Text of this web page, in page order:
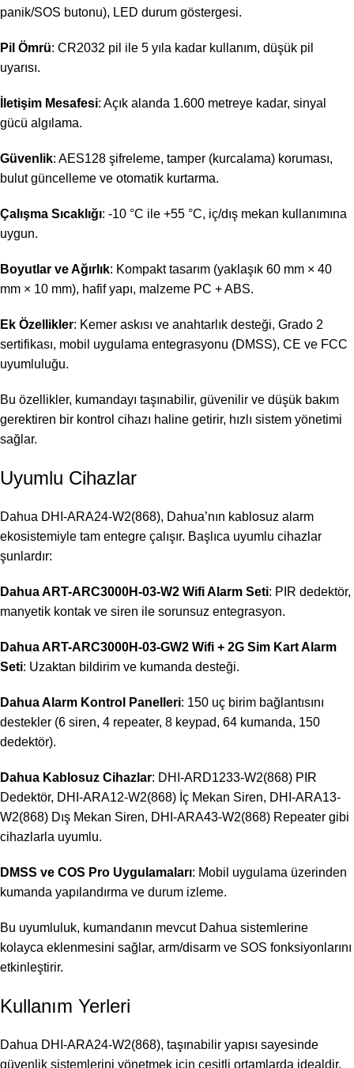
panik/SOS butonu), LED durum göstergesi.
Pil Ömrü: CR2032 pil ile 5 yıla kadar kullanım, düşük pil
uyarısı.
İletişim Mesafesi: Açık alanda 1.600 metreye kadar, sinyal
gücü algılama.
Güvenlik: AES128 şifreleme, tamper (kurcalama) koruması,
bulut güncelleme ve otomatik kurtarma.
Çalışma Sıcaklığı: -10 °C ile +55 °C, iç/dış mekan kullanımına
uygun.
Boyutlar ve Ağırlık: Kompakt tasarım (yaklaşık 60 mm × 40
mm × 10 mm), hafif yapı, malzeme PC + ABS.
Ek Özellikler: Kemer askısı ve anahtarlık desteği, Grado 2
sertifikası, mobil uygulama entegrasyonu (DMSS), CE ve FCC
uyumluluğu.
Bu özellikler, kumandayı taşınabilir, güvenilir ve düşük bakım
gerektiren bir kontrol cihazı haline getirir, hızlı sistem yönetimi
sağlar.
Uyumlu Cihazlar
Dahua DHI-ARA24-W2(868), Dahua’nın kablosuz alarm
ekosistemiyle tam entegre çalışır. Başlıca uyumlu cihazlar
şunlardır:
Dahua ART-ARC3000H-03-W2 Wifi Alarm Seti: PIR dedektör,
manyetik kontak ve siren ile sorunsuz entegrasyon.
Dahua ART-ARC3000H-03-GW2 Wifi + 2G Sim Kart Alarm
Seti: Uzaktan bildirim ve kumanda desteği.
Dahua Alarm Kontrol Panelleri: 150 uç birim bağlantısını
destekler (6 siren, 4 repeater, 8 keypad, 64 kumanda, 150
dedektör).
Dahua Kablosuz Cihazlar: DHI-ARD1233-W2(868) PIR
Dedektör, DHI-ARA12-W2(868) İç Mekan Siren, DHI-ARA13-
W2(868) Dış Mekan Siren, DHI-ARA43-W2(868) Repeater gibi
cihazlarla uyumlu.
DMSS ve COS Pro Uygulamaları: Mobil uygulama üzerinden
kumanda yapılandırma ve durum izleme.
Bu uyumluluk, kumandanın mevcut Dahua sistemlerine
kolayca eklenmesini sağlar, arm/disarm ve SOS fonksiyonlarını
etkinleştirir.
Kullanım Yerleri
Dahua DHI-ARA24-W2(868), taşınabilir yapısı sayesinde
güvenlik sistemlerini yönetmek için çeşitli ortamlarda idealdir.